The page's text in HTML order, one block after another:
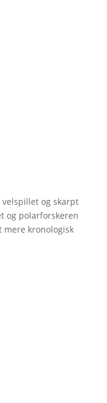
velspillet og skarpt
og polarforskeren
mere kronologisk